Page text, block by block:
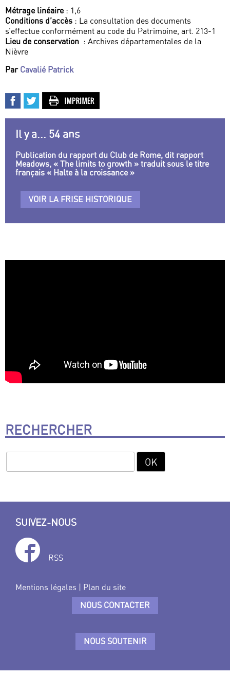
Métrage linéaire: 1,6
Conditions d’accès : La consultation des documents
s’effectue conformément au code du Patrimoine, art. 213-1
Lieu de conservation : Archives départementales de la
Nièvre
Par Cavalié Patrick
Il y a... 54 ans
Publication du rapport du Club de Rome, dit rapport
Meadows, « The limits to growth » traduit sous le titre
français « Halte à la croissance »
VOIR LA FRISE HISTORIQUE
RECHERCHER
SUIVEZ-NOUS
RSS
Mentions légales | Plan du site
NOUS CONTACTER
NOUS SOUTENIR